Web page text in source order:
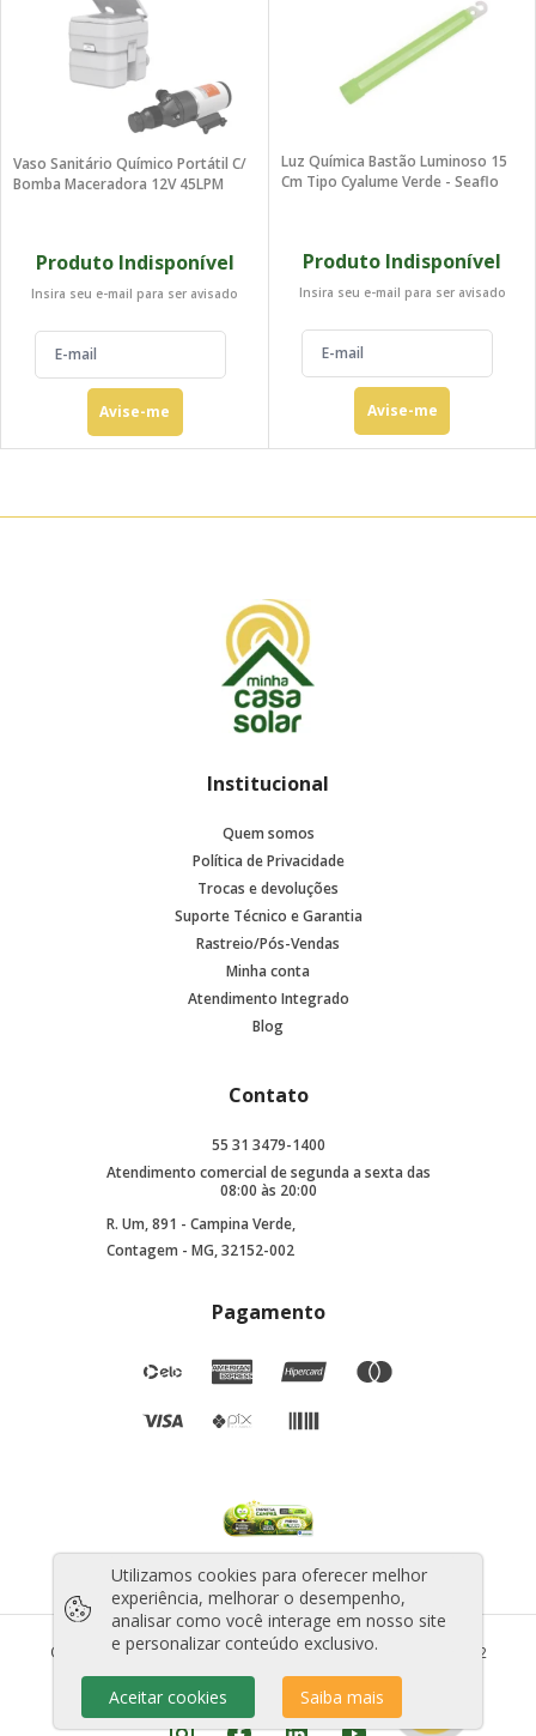
Vaso Sanitário Químico Portátil C/
Bomba Maceradora 12V 45LPM
Produto Indisponível
Insira seu e-mail para ser avisado
Avise-me
Luz Química Bastão Luminoso 15
Cm Tipo Cyalume Verde - Seaflo
Produto Indisponível
Insira seu e-mail para ser avisado
Avise-me
Institucional
Quem somos
Política de Privacidade
Trocas e devoluções
Suporte Técnico e Garantia
Rastreio/Pós-Vendas
Minha conta
Atendimento Integrado
Blog
Contato
55 31 3479-1400
Atendimento comercial de segunda a sexta das
08:00 às 20:00
R. Um, 891 - Campina Verde,
Contagem - MG, 32152-002
Pagamento
©2025 Todos os direitos reservados - CNPJ: 44.706.010/0001-12
Utilizamos cookies para oferecer melhor
experiência, melhorar o desempenho,
analisar como você interage em nosso site
e personalizar conteúdo exclusivo.
Aceitar cookies Saiba mais